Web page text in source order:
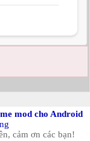
mod cho Android
cảm ơn các bạn!